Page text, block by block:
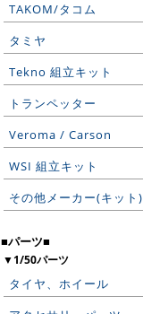
TAKOM/タコム
タミヤ
Tekno 組立キット
トランペッター
Veroma / Carson
WSI 組立キット
その他メーカー(キット)
■パーツ■
▼1/50パーツ
タイヤ、ホイール